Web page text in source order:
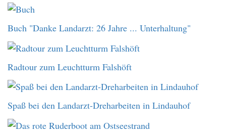
Buch "Danke Landarzt: 26 Jahre ... Unterhaltung"
Radtour zum Leuchtturm Falshöft
Spaß bei den Landarzt-Dreharbeiten in Lindauhof